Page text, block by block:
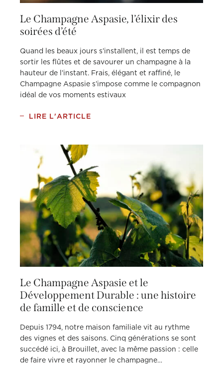
Le Champagne Aspasie, l’élixir des
soirées d’été
Quand les beaux jours s’installent, il est temps de
sortir les flûtes et de savourer un champagne à la
hauteur de l’instant. Frais, élégant et raffiné, le
Champagne Aspasie s’impose comme le compagnon
idéal de vos moments estivaux
LIRE L'ARTICLE
Le Champagne Aspasie et le
Développement Durable : une histoire
de famille et de conscience
Depuis 1794, notre maison familiale vit au rythme
des vignes et des saisons. Cinq générations se sont
succédé ici, à Brouillet, avec la même passion : celle
de faire vivre et rayonner le champagne…